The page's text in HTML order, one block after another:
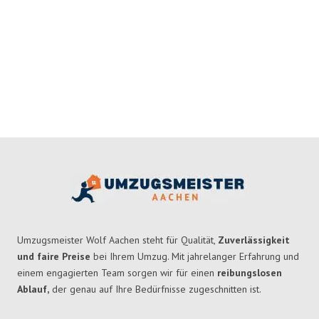
Umzugsmeister Wolf Aachen steht für Qualität, Zuverlässigkeit
und faire Preise bei Ihrem Umzug. Mit jahrelanger Erfahrung und
einem engagierten Team sorgen wir für einen reibungslosen
Ablauf, der genau auf Ihre Bedürfnisse zugeschnitten ist.